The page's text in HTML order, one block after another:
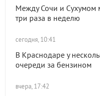
Между Сочи и Сухумом
три раза в неделю
сегодня, 10:41
В Краснодаре у
очереди за бензином
вчера, 17:42